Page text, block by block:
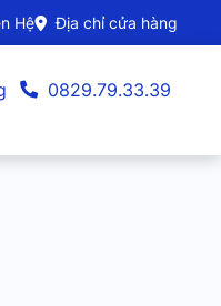
Hệ Địa chỉ cửa hàng
0829.79.33.39